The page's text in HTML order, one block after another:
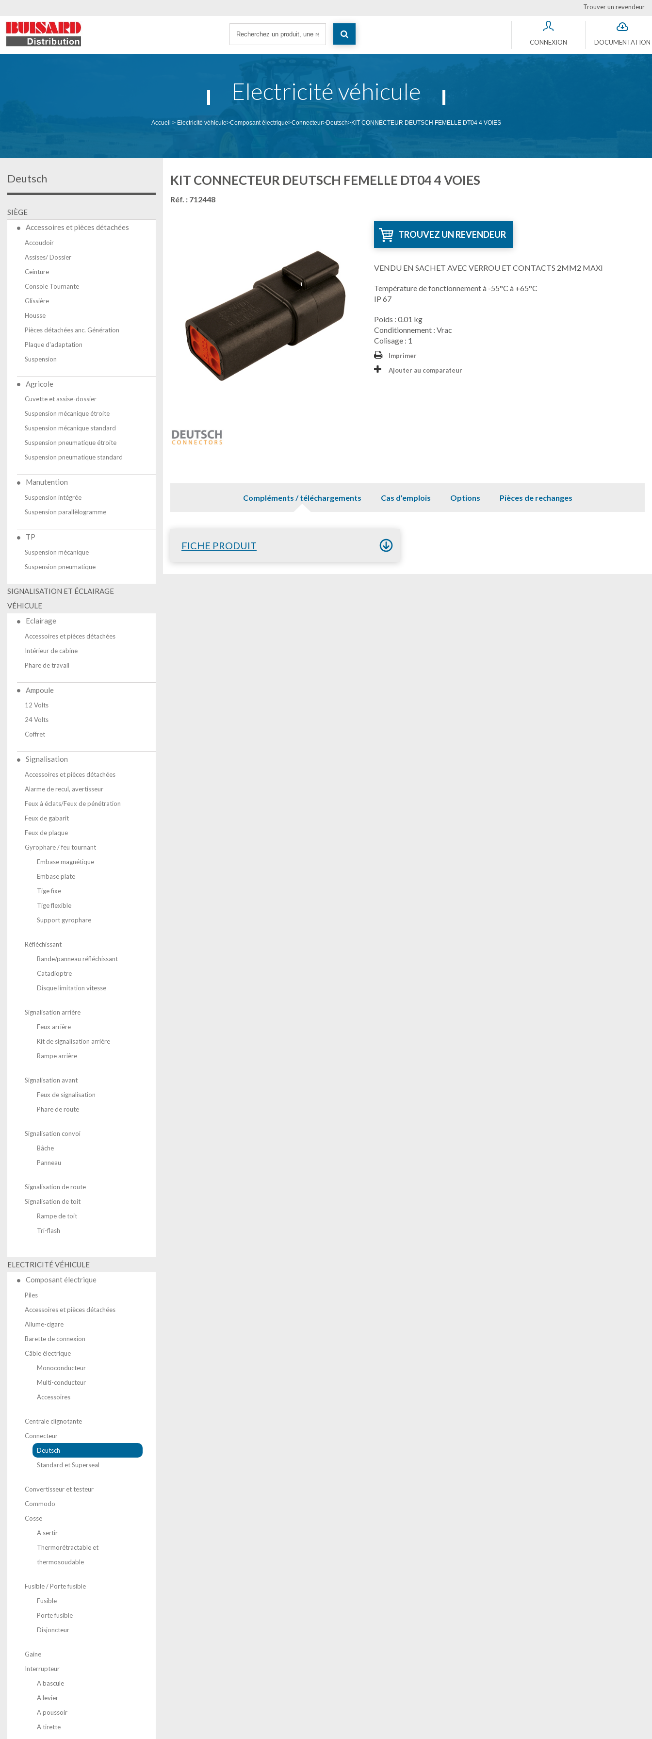
Trouver un revendeur
CONNEXION DOCUMENTATION
Electricité véhicule
Accueil > Electricité véhicule>Composant électrique>Connecteur>Deutsch>KIT CONNECTEUR DEUTSCH FEMELLE DT04 4 VOIES
Deutsch
SIÈGE
Accessoires et pièces détachées
Accoudoir
Assises/ Dossier
Ceinture
Console Tournante
Glissière
Housse
Pièces détachées anc. Génération
Plaque d'adaptation
Suspension
Agricole
Cuvette et assise-dossier
Suspension mécanique étroite
Suspension mécanique standard
Suspension pneumatique étroite
Suspension pneumatique standard
Manutention
Suspension intégrée
Suspension parallèlogramme
TP
Suspension mécanique
Suspension pneumatique
SIGNALISATION ET ÉCLAIRAGE
VÉHICULE
Eclairage
Accessoires et pièces détachées
Intérieur de cabine
Phare de travail
Ampoule
12 Volts
24 Volts
Coffret
Signalisation
Accessoires et pièces détachées
Alarme de recul, avertisseur
Feux à éclats/Feux de pénétration
Feux de gabarit
Feux de plaque
Gyrophare / feu tournant
Embase magnétique
Embase plate
Tige fixe
Tige flexible
Support gyrophare
Réfléchissant
Bande/panneau réfléchissant
Catadioptre
Disque limitation vitesse
Signalisation arrière
Feux arrière
Kit de signalisation arrière
Rampe arrière
Signalisation avant
Feux de signalisation
Phare de route
Signalisation convoi
Bâche
Panneau
Signalisation de route
Signalisation de toit
Rampe de toit
Tri-flash
ELECTRICITÉ VÉHICULE
Composant électrique
Piles
Accessoires et pièces détachées
Allume-cigare
Barette de connexion
Câble électrique
Monoconducteur
Multi-conducteur
Accessoires
Centrale clignotante
Connecteur
Deutsch
Standard et Superseal
Convertisseur et testeur
Commodo
Cosse
A sertir
Thermorétractable et
thermosoudable
Fusible / Porte fusible
Fusible
Porte fusible
Disjoncteur
Gaine
Interrupteur
A bascule
A levier
A poussoir
A tirette
KIT CONNECTEUR DEUTSCH FEMELLE DT04 4 VOIES
Réf. : 712448
TROUVEZ UN REVENDEUR
VENDU EN SACHET AVEC VERROU ET CONTACTS 2MM2 MAXI
Température de fonctionnement à -55°C à +65°C
IP 67
Poids : 0.01 kg
Conditionnement : Vrac
Colisage : 1
Imprimer
Ajouter au comparateur
Compléments / téléchargements Cas d'emplois Options Pièces de rechanges
FICHE PRODUIT